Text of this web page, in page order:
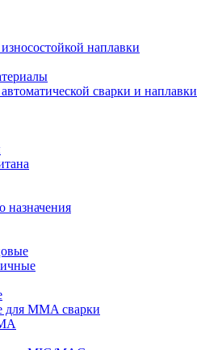
наплавки
сварки и наплавки
назначения
для MMA сварки